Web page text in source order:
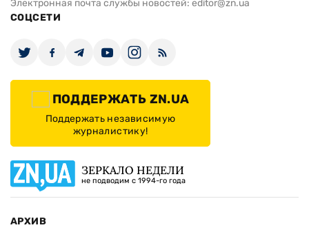
Электронная почта службы новостей: editor@zn.ua
СОЦСЕТИ
ПОДДЕРЖАТЬ ZN.UA
Поддержать независимую
журналистику!
ЗЕРКАЛО НЕДЕЛИ
не подводим с 1994-го года
АРХИВ